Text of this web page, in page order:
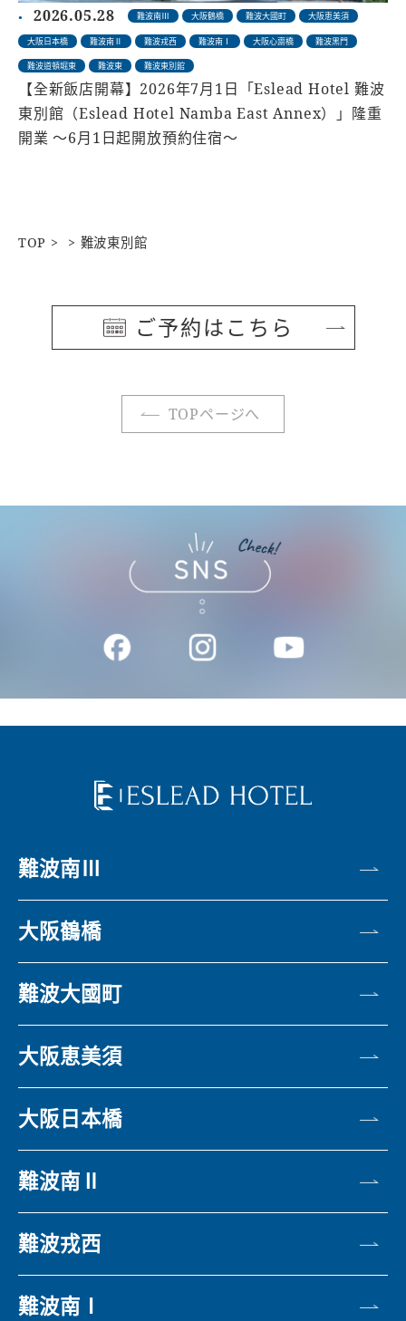
2026.05.28 難波南Ⅲ 大阪鶴橋 難波大國町 大阪恵美須
大阪日本橋 難波南Ⅱ 難波戎西 難波南Ⅰ 大阪心齋橋 難波黑門
難波道頓堀東 難波東 難波東別館
【全新飯店開幕】2026年7月1日「Eslead Hotel 難波
東別館（Eslead Hotel Namba East Annex）」隆重
開業 〜6月1日起開放預約住宿〜
TOP 難波東別館
ご予約はこちら
TOPページへ
難波南Ⅲ
大阪鶴橋
難波大國町
大阪恵美須
大阪日本橋
難波南Ⅱ
難波戎西
難波南Ⅰ